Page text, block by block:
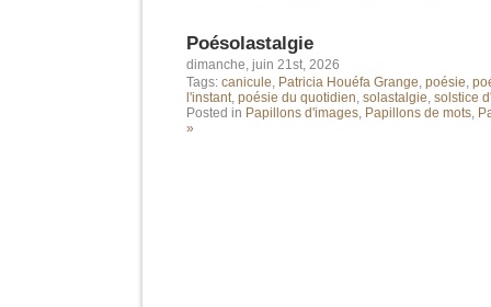
Poésolastalgie
dimanche, juin 21st, 2026
Tags: canicule, Patricia Houéfa Grange, poésie,
l'instant, poésie du quotidien, solastalgie, solstice
Posted in Papillons d'images, Papillons de mots,
»